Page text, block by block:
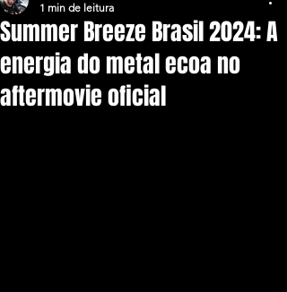
Summer Breeze Brasil 2024: A
energia do metal ecoa no
aftermovie oficial
1 min de leitura